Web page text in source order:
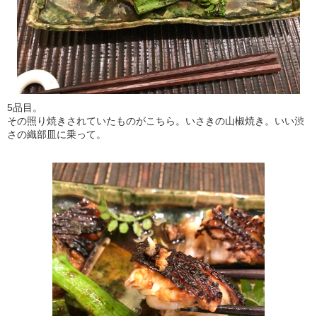
5品目。
その照り焼きされていたものがこちら。いさきの山椒焼き。いい渋
さの織部皿に乗って。